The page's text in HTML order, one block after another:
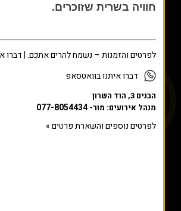
חוויה בשרית שזוכרים.
לפרטיםוהזמנות – נשמחלהריםאתכם. | דברו
דברו איתנו בוואטסאפ
הבנים 3, הוד השרון
מנהל אירועים: מור-077-8054434
לפרטים נוספים והשארת פרטים »